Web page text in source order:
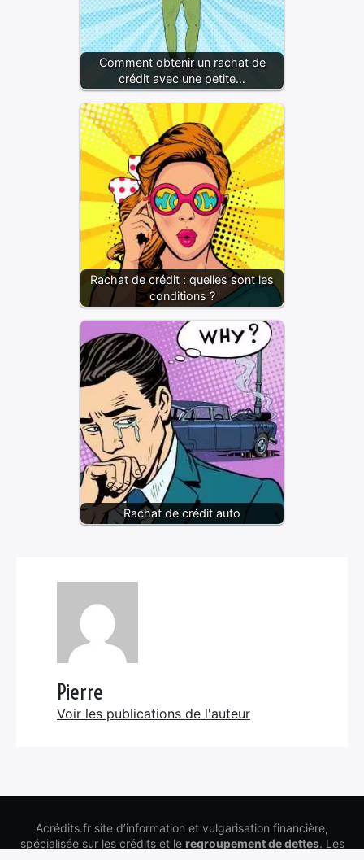
Comment obtenir un rachat de
crédit avec une petite…
Rachat de crédit : quelles sont les
conditions ?
Rachat de crédit auto
Pierre
Voir les publications de l'auteur
Acrédits.fr site d’information et vulgarisation financière,
spécialisée sur les crédits et le regroupement de dettes. Les